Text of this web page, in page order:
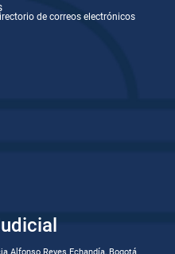
de correos electrónicos
Alfonso Reyes Echandía, Bogotá